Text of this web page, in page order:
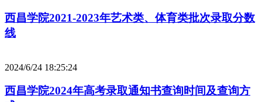
西昌学院2021-2023年艺术类、体育类批次录取分数
线
2024/6/24 18:25:24
西昌学院2024年高考录取通知书查询时间及查询方